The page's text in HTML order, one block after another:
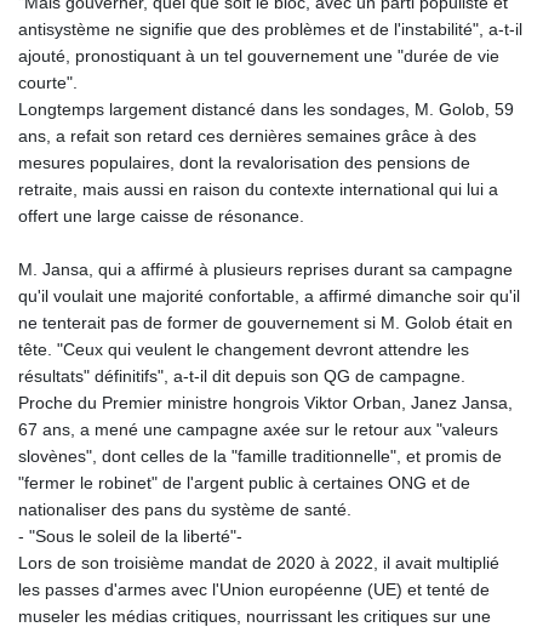
antisystème ne signifie que des problèmes et de l'instabilité", a-t-il
ajouté, pronostiquant à un tel gouvernement une "durée de vie
courte".
Longtemps largement distancé dans les sondages, M. Golob, 59
ans, a refait son retard ces dernières semaines grâce à des
mesures populaires, dont la revalorisation des pensions de
retraite, mais aussi en raison du contexte international qui lui a
offert une large caisse de résonance.
M. Jansa, qui a affirmé à plusieurs reprises durant sa campagne
qu'il voulait une majorité confortable, a affirmé dimanche soir qu'il
ne tenterait pas de former de gouvernement si M. Golob était en
tête. "Ceux qui veulent le changement devront attendre les
résultats" définitifs", a-t-il dit depuis son QG de campagne.
Proche du Premier ministre hongrois Viktor Orban, Janez Jansa,
67 ans, a mené une campagne axée sur le retour aux "valeurs
slovènes", dont celles de la "famille traditionnelle", et promis de
"fermer le robinet" de l'argent public à certaines ONG et de
nationaliser des pans du système de santé.
- "Sous le soleil de la liberté"-
Lors de son troisième mandat de 2020 à 2022, il avait multiplié
les passes d'armes avec l'Union européenne (UE) et tenté de
museler les médias critiques, nourrissant les critiques sur une